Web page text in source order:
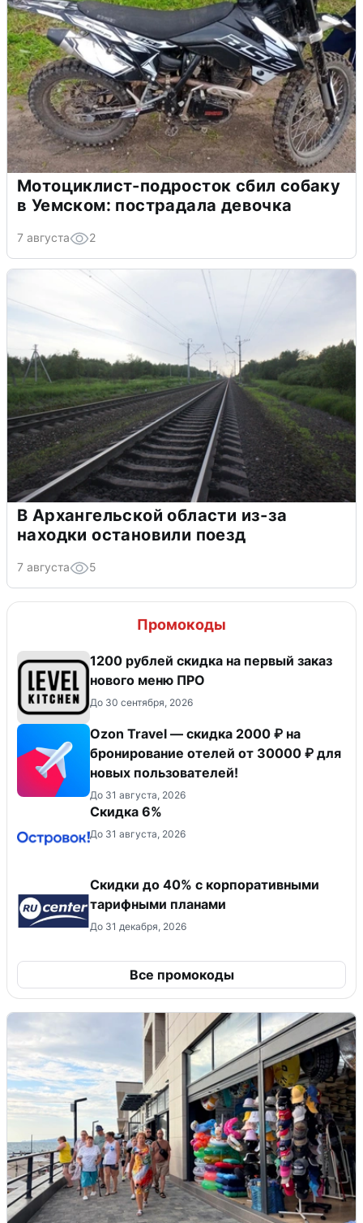
Мотоциклист-подросток сбил собаку
в Уемском: пострадала девочка
7 августа 2
В Архангельской области из-за
находки остановили поезд
7 августа 5
Промокоды
​1200 рублей скидка на первый заказ
нового меню ПРО
До 30 сентября, 2026
Ozon Travel — скидка 2000 ₽ на
бронирование отелей от 30000 ₽ для
новых пользователей!
До 31 августа, 2026
Скидка 6%
До 31 августа, 2026
Скидки до 40% с корпоративными
тарифными планами
До 31 декабря, 2026
Все промокоды